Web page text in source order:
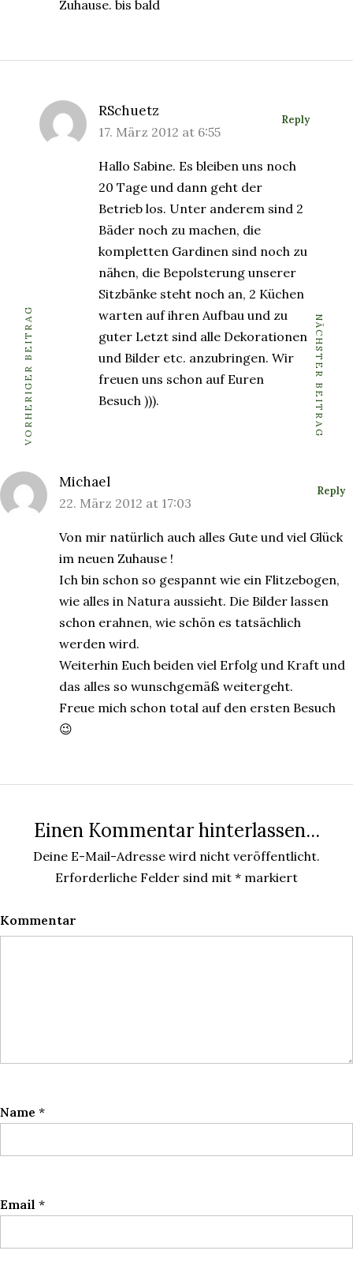
Zuhause. bis bald
RSchuetz
17. März 2012 at 6:55
Reply
Hallo Sabine. Es bleiben uns noch
20 Tage und dann geht der
Betrieb los. Unter anderem sind 2
Bäder noch zu machen, die
kompletten Gardinen sind noch zu
nähen, die Bepolsterung unserer
Sitzbänke steht noch an, 2 Küchen
warten auf ihren Aufbau und zu
guter Letzt sind alle Dekorationen
und Bilder etc. anzubringen. Wir
freuen uns schon auf Euren
Besuch ))).
Michael
22. März 2012 at 17:03
Reply
Von mir natürlich auch alles Gute und viel Glück
im neuen Zuhause !
Ich bin schon so gespannt wie ein Flitzebogen,
wie alles in Natura aussieht. Die Bilder lassen
schon erahnen, wie schön es tatsächlich
werden wird.
Weiterhin Euch beiden viel Erfolg und Kraft und
das alles so wunschgemäß weitergeht.
Freue mich schon total auf den ersten Besuch
😉
Einen Kommentar hinterlassen...
Deine E-Mail-Adresse wird nicht veröffentlicht.
Erforderliche Felder sind mit * markiert
Kommentar
Name *
Email *
VORHERIGER BEITRAG NÄCHSTER BEITRAG